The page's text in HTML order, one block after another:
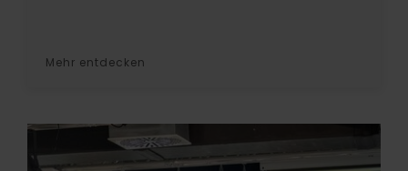
Mehr entdecken